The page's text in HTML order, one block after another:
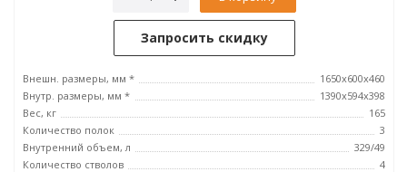
Запросить скидку
Внешн. размеры, мм *
1650х600х460
Внутр. размеры, мм *
1390х594х398
Вес, кг
165
Количество полок
3
Внутренний объем, л
329/49
Количество стволов
4